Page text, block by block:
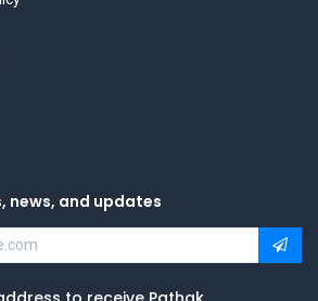
news, and updates